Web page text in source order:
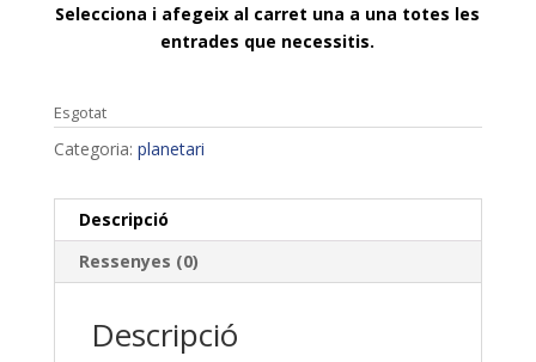
Selecciona i afegeix al carret una a una totes les
entrades que necessitis.
Esgotat
Categoria: planetari
Descripció
Ressenyes (0)
Descripció